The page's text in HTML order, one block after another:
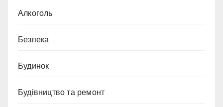
Алкоголь
Безпека
Будинок
Будівництво та ремонт